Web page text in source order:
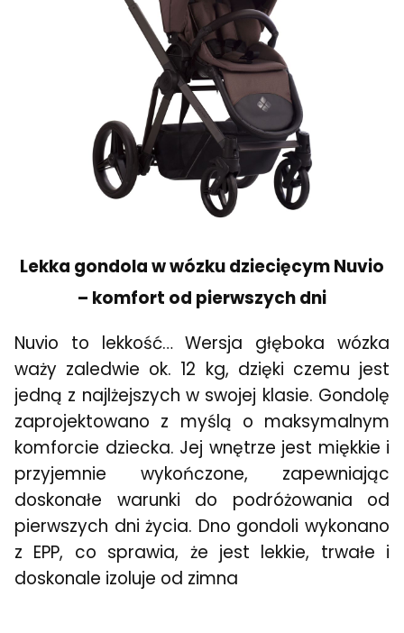
Lekka gondola w wózku dziecięcym Nuvio
– komfort od pierwszych dni
Nuvio to lekkość… Wersja głęboka wózka
waży zaledwie ok. 12 kg, dzięki czemu jest
jedną z najlżejszych w swojej klasie. Gondolę
zaprojektowano z myślą o maksymalnym
komforcie dziecka. Jej wnętrze jest miękkie i
przyjemnie wykończone, zapewniając
doskonałe warunki do podróżowania od
pierwszych dni życia. Dno gondoli wykonano
z EPP, co sprawia, że jest lekkie, trwałe i
doskonale izoluje od zimna